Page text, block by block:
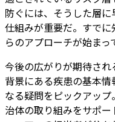
防ぐには、そうした層
仕組みが重要だ。すで
らのアプローチが始まっ
今後の広がりが期待さ
背景にある疾患の基本
なる疑問をピックアッ
治体の取り組みをサポ